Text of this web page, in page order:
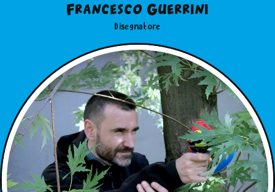
Francesco Guerrini
Disegnatore